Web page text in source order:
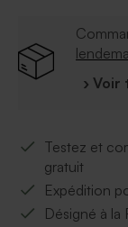
›
Testez et
gratuit
Expédition
Désigné à la